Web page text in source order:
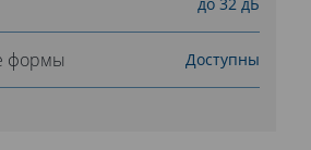
формы Доступны